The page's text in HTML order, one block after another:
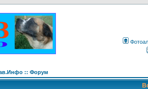
:: Форум